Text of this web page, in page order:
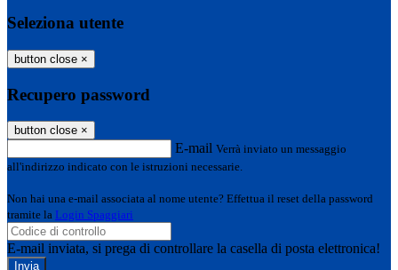
Seleziona utente
button close ×
Recupero password
button close ×
E-mail Verrà inviato un messaggio
all'indirizzo indicato con le istruzioni necessarie.
Non hai una e-mail associata al nome utente? Effettua il reset della password
tramite la Login Spaggiari
E-mail inviata, si prega di controllare la casella di posta elettronica!